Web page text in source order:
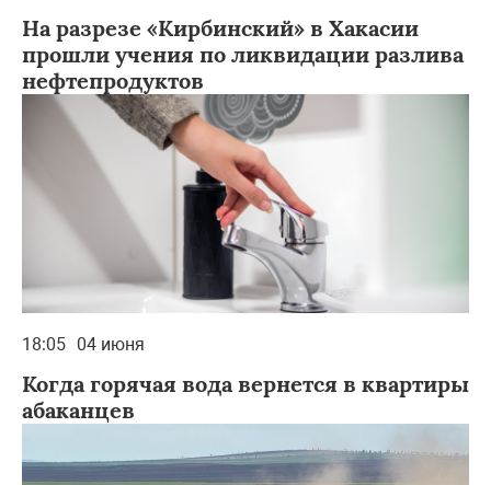
На разрезе «Кирбинский» в Хакасии
прошли учения по ликвидации разлива
нефтепродуктов
18:05 04 июня
Когда горячая вода вернется в квартиры
абаканцев